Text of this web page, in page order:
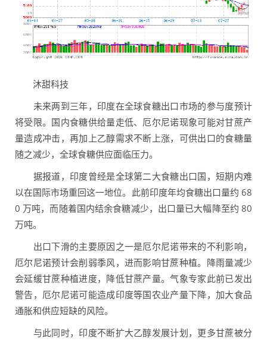
沐甜科技
未来两到三年，印度在全球食糖出口市场的参与度预计
将受限。国内食糖供给量走低、厄尔尼诺现象可能对甘蔗产
量造成冲击，再加上乙醇需求不断上涨，可供出口的食糖量
随之减少，全球食糖供应面临压力。
据报道，印度曾经是全球第二大食糖出口国，短期内难
以在国际市场重回这一地位。此前印度年均食糖出口量约 68
0 万吨，而随着国内结余食糖减少，出口量已大幅降至约 80
万吨。
出口下滑的主要原因之一是厄尔尼诺带来的不利影响，
厄尔尼诺预计会削弱季风，进而影响甘蔗种植。降雨量减少
会延缓甘蔗种植进度，降低甘蔗产量。气象专家此前已发出
警告，厄尔尼诺可能造成印度等国农业产量下降，加大食品
通胀和供应短缺的风险。
与此同时，印度不断扩大乙醇发展计划，更多甘蔗被分